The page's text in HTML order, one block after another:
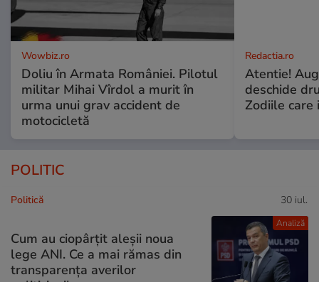
Wowbiz.ro
Doliu în Armata României. Pilotul
militar Mihai Vîrdol a murit în
urma unui grav accident de
motocicletă
Redactia.ro
Atentie!
deschide
Zodiile care
POLITIC
Analiză
Politică 30 iul.
Cum au ciopârțit aleșii noua
lege ANI. Ce a mai rămas din
transparența averilor